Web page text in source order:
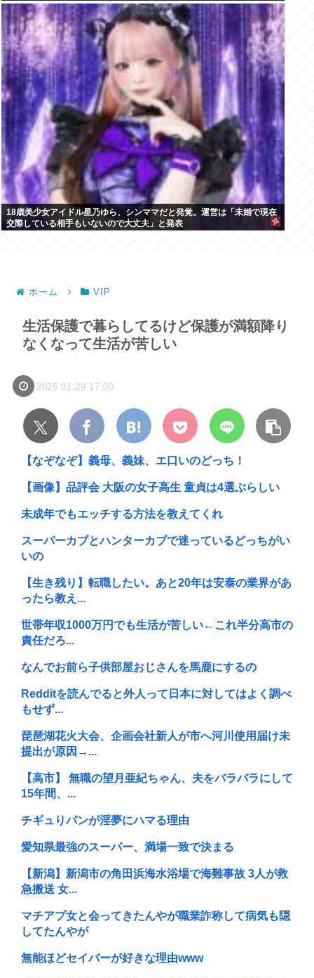
18歳美少女アイドル星乃ゆら、シンママだと発覚。運営は「未婚で現在
交際している相手もいないので大丈夫」と発表
ホーム VIP
生活保護で暮らしてるけど保護が満額降り
なくなって生活が苦しい
2026.01.29 17:00
【なぞなぞ】義母、義妹、エ口いのどっち！
【画像】品評会 大阪の女子高生 童貞は4選ぶらしい
未成年でもエッチする方法を教えてくれ
スーパーカブとハンターカブで迷っているどっちがい
いの
【生き残り】転職したい。あと20年は安泰の業界があ
ったら教え...
世帯年収1000万円でも生活が苦しい←これ半分高市の
責任だろ...
なんでお前ら子供部屋おじさんを馬鹿にするの
Redditを読んでると外人って日本に対してはよく調べ
もせず...
琵琶湖花火大会、企画会社新人が市へ河川使用届け未
提出が原因→...
【高市】 無職の望月亜紀ちゃん、夫をバラバラにして
15年間、...
チギュりパンが淫夢にハマる理由
愛知県最強のスーパー、満場一致で決まる
【新潟】新潟市の角田浜海水浴場で海難事故 3人が救
急搬送 女...
マチアプ女と会ってきたんやが職業詐称して病気も隠
してたんやが
無能ほどセイバーが好きな理由www